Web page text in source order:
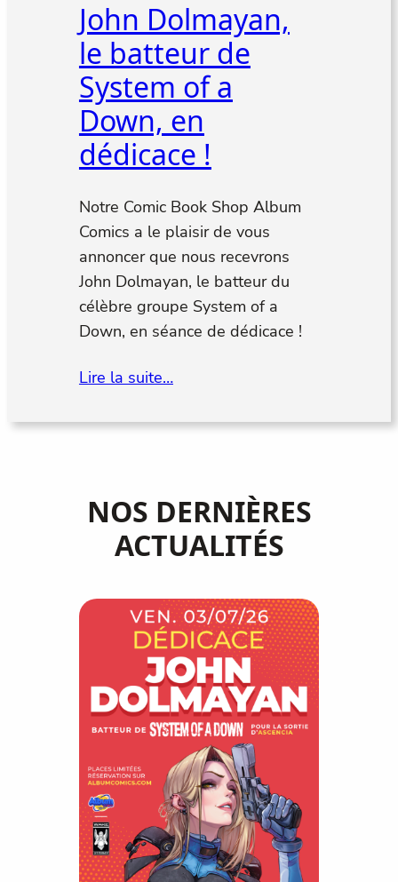
John Dolmayan,
le batteur de
System of a
Down, en
dédicace !
Notre Comic Book Shop Album
Comics a le plaisir de vous
annoncer que nous recevrons
John Dolmayan, le batteur du
célèbre groupe System of a
Down, en séance de dédicace !
Lire la suite…
NOS DERNIÈRES
ACTUALITÉS